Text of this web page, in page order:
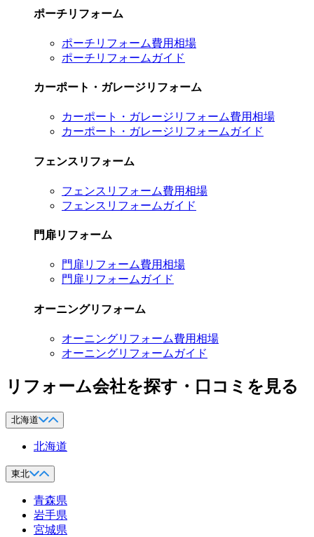
ポーチリフォーム
ポーチリフォーム費用相場
ポーチリフォームガイド
カーポート・ガレージリフォーム
カーポート・ガレージリフォーム費用相場
カーポート・ガレージリフォームガイド
フェンスリフォーム
フェンスリフォーム費用相場
フェンスリフォームガイド
門扉リフォーム
門扉リフォーム費用相場
門扉リフォームガイド
オーニングリフォーム
オーニングリフォーム費用相場
オーニングリフォームガイド
リフォーム会社を探す・口コミを見る
北海道
北海道
東北
青森県
岩手県
宮城県